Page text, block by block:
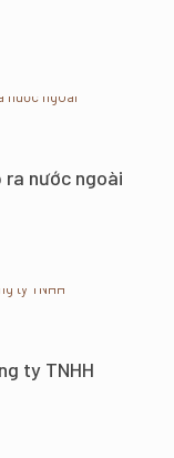
nước ngoài
ty TNHH